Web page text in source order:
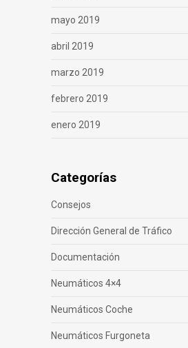
mayo 2019
abril 2019
marzo 2019
febrero 2019
enero 2019
Categorías
Consejos
Dirección General de Tráfico
Documentación
Neumáticos 4×4
Neumáticos Coche
Neumáticos Furgoneta